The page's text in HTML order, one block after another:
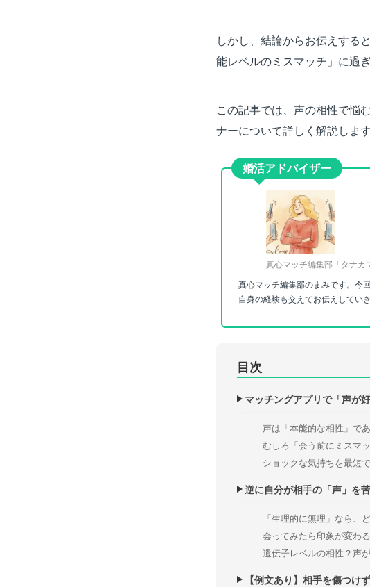
しかし、結論からお伝えする
能レベルのミスマッチ」に過ぎ
この記事では、声の相性で悩
ナーについて詳しく解説します
婚活アドバイザー
真心マッチ編集部「タナカ
真心マッチ編集部のまみです。今
自身の経験も交えてお伝えしていき
目次
マッチングアプリで「声が
声は「本能的な相性」で
むしろ「会う前にミスマ
ショックな気持ちを最短
逆に自分が相手の「声」を
「生理的に無理」なら、
会ってみたら印象が変わ
遺伝子レベルの相性？声
【例文あり】相手を傷つけ